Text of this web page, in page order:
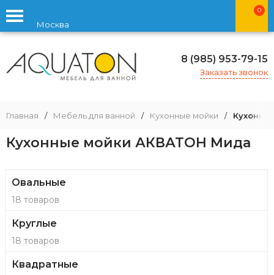
Москва
0
8 (985) 953-79-15
Заказать звонок
Главная / Мебель для ванной / Кухонные мойки /
Кухонные мойки АКВАТОН Мида
Овальные
18 товаров
Круглые
18 товаров
Квадратные